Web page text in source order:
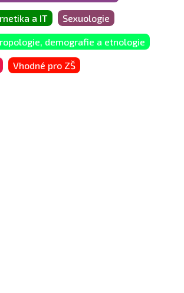
a IT Sexuologie
demografie a etnologie
Vhodné pro ZŠ